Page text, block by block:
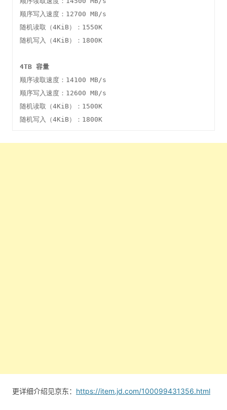
顺序写入速度：12700 MB/s
随机读取（4KiB）：1550K
随机写入（4KiB）：1800K
4TB 容量
顺序读取速度：14100 MB/s
顺序写入速度：12600 MB/s
随机读取（4KiB）：1500K
随机写入（4KiB）：1800K
更详细介绍见京东： https://item.jd.com/100099431356.html